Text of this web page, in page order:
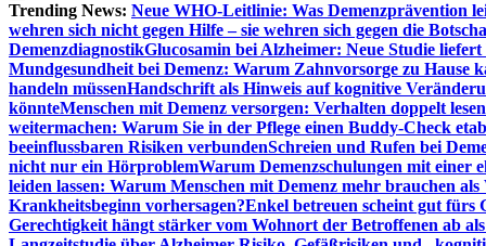
Trending News: Neue WHO-Leitlinie: Was Demenzprävention
wehren sich nicht gegen Hilfe – sie wehren sich gegen die
DemenzdiagnostikGlucosamin bei Alzheimer: Neue Studie
Mundgesundheit bei Demenz: Warum Zahnvorsorge zu Hause
handeln müssenHandschrift als Hinweis auf kognitive
könnteMenschen mit Demenz versorgen: Verhalten doppelt lesen
weitermachen: Warum Sie in der Pflege einen Buddy-Check
beeinflussbaren Risiken verbundenSchreien und Rufen bei
nicht nur ein HörproblemWarum Demenzschulungen mit einer
leiden lassen: Warum Menschen mit Demenz mehr brauchen als
Krankheitsbeginn vorhersagen?Enkel betreuen scheint gut fürs
Gerechtigkeit hängt stärker vom Wohnort der Betroffenen ab